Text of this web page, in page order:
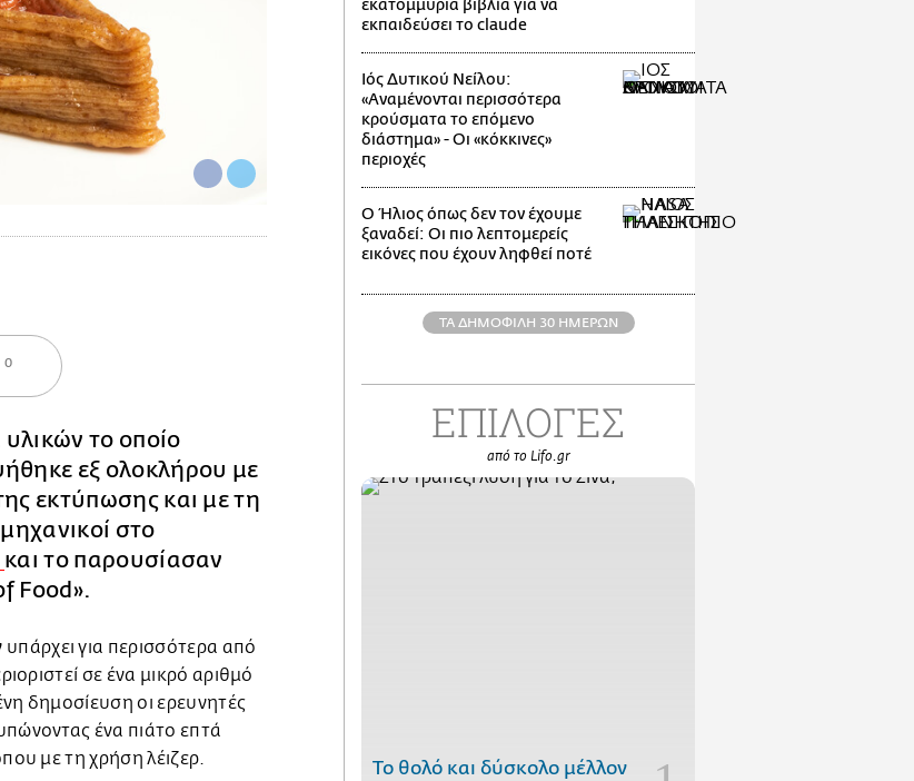
0
το οποίο
εξ ολοκλήρου με
εκτύπωσης και με τη
στο
και το παρουσίασαν
Food».
υπάρχει για περισσότερα από
σε ένα μικρό αριθμό
δημοσίευση οι ερευνητές
ένα πιάτο επτά
με τη χρήση λέιζερ.
εκατομμύρια βιβλία για να
εκπαιδεύσει το claude
Ιός Δυτικού Νείλου:
«Αναμένονται περισσότερα
κρούσματα το επόμενο
διάστημα» - Οι «κόκκινες»
περιοχές
Ο Ήλιος όπως δεν τον έχουμε
ξαναδεί: Οι πιο λεπτομερείς
εικόνες που έχουν ληφθεί ποτέ
ΤΑ ΔΗΜΟΦΙΛΗ 30 ΗΜΕΡΩΝ
ΕΠΙΛΟΓΕΣ
από το Lifo.gr
Το θολό και δύσκολο μέλλον